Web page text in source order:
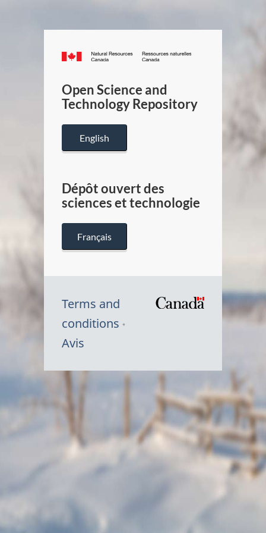
Canada.ca
/
Canada
Open Science and
Technology Repository
English
Dépôt ouvert des
sciences et technologie
Français
Terms and
conditions
Avis
Symbole
Canada